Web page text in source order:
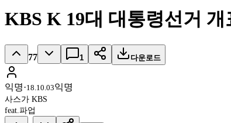
KBS K 19대 대통령선거
77 1 다운로드
익명·18.10.03익명
사스가 KBS
feat.파업